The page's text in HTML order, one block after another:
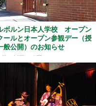
ボルン日本人学校 オープン
ールとオープン参観デー（授
般公開）のお知らせ